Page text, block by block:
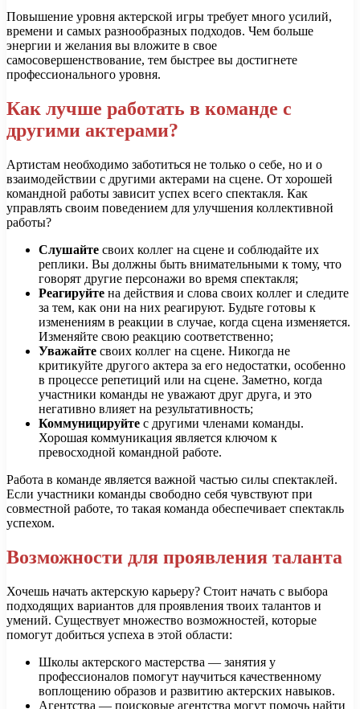
Повышение уровня актерской игры требует много усилий,
времени и самых разнообразных подходов. Чем больше
энергии и желания вы вложите в свое
самосовершенствование, тем быстрее вы достигнете
профессионального уровня.
Как лучше работать в команде с
другими актерами?
Артистам необходимо заботиться не только о себе, но и о
взаимодействии с другими актерами на сцене. От хорошей
командной работы зависит успех всего спектакля. Как
управлять своим поведением для улучшения коллективной
работы?
Слушайте своих коллег на сцене и соблюдайте их
реплики. Вы должны быть внимательными к тому, что
говорят другие персонажи во время спектакля;
Реагируйте на действия и слова своих коллег и следите
за тем, как они на них реагируют. Будьте готовы к
изменениям в реакции в случае, когда сцена изменяется.
Изменяйте свою реакцию соответственно;
Уважайте своих коллег на сцене. Никогда не
критикуйте другого актера за его недостатки, особенно
в процессе репетиций или на сцене. Заметно, когда
участники команды не уважают друг друга, и это
негативно влияет на результативность;
Коммуницируйте с другими членами команды.
Хорошая коммуникация является ключом к
превосходной командной работе.
Работа в команде является важной частью силы спектаклей.
Если участники команды свободно себя чувствуют при
совместной работе, то такая команда обеспечивает спектакль
успехом.
Возможности для проявления таланта
Хочешь начать актерскую карьеру? Стоит начать с выбора
подходящих вариантов для проявления твоих талантов и
умений. Существует множество возможностей, которые
помогут добиться успеха в этой области:
Школы актерского мастерства — занятия у
профессионалов помогут научиться качественному
воплощению образов и развитию актерских навыков.
Агентства — поисковые агентства могут помочь найти